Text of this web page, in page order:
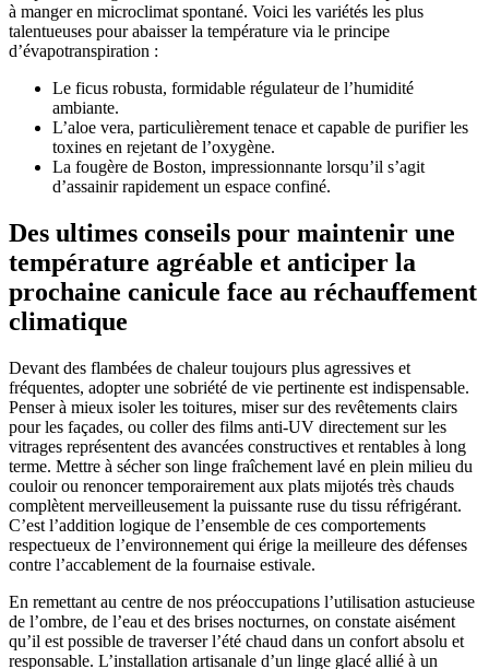
à manger en microclimat spontané. Voici les variétés les plus
talentueuses pour abaisser la température via le principe
d’évapotranspiration :
Le ficus robusta, formidable régulateur de l’humidité
ambiante.
L’aloe vera, particulièrement tenace et capable de purifier les
toxines en rejetant de l’oxygène.
La fougère de Boston, impressionnante lorsqu’il s’agit
d’assainir rapidement un espace confiné.
Des ultimes conseils pour maintenir une
température agréable et anticiper la
prochaine canicule face au réchauffement
climatique
Devant des flambées de chaleur toujours plus agressives et
fréquentes, adopter une sobriété de vie pertinente est indispensable.
Penser à mieux isoler les toitures, miser sur des revêtements clairs
pour les façades, ou coller des films anti-UV directement sur les
vitrages représentent des avancées constructives et rentables à long
terme. Mettre à sécher son linge fraîchement lavé en plein milieu du
couloir ou renoncer temporairement aux plats mijotés très chauds
complètent merveilleusement la puissante ruse du tissu réfrigérant.
C’est l’addition logique de l’ensemble de ces comportements
respectueux de l’environnement qui érige la meilleure des défenses
contre l’accablement de la fournaise estivale.
En remettant au centre de nos préoccupations l’utilisation astucieuse
de l’ombre, de l’eau et des brises nocturnes, on constate aisément
qu’il est possible de traverser l’été chaud dans un confort absolu et
responsable. L’installation artisanale d’un linge glacé allié à un